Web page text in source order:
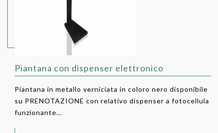
Piantana con dispenser elettronico
Piantana in metallo verniciata in coloro nero disponibile
su PRENOTAZIONE con relativo dispenser a fotocellula
funzionante…